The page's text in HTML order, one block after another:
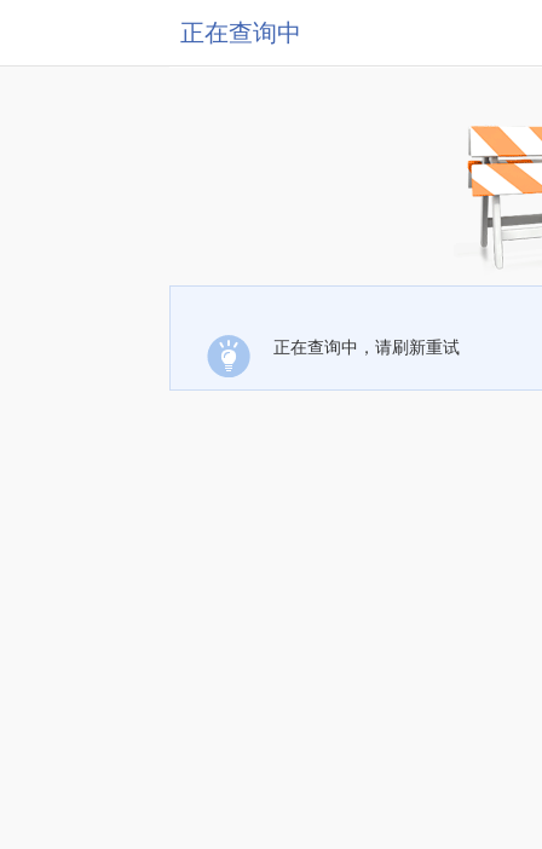
正在查询中
正在查询中，请刷新重试